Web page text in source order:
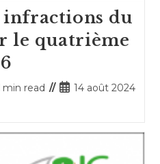
infractions du
le quatrième
min read
Publication
14 août 2024